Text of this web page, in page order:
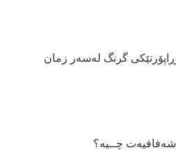
ڕاپۆرتێكی گرنگ لەسەر زمان
شەفافیەت چــیە؟